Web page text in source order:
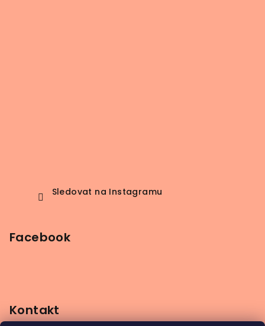
Sledovat na Instagramu
Facebook
Kontakt